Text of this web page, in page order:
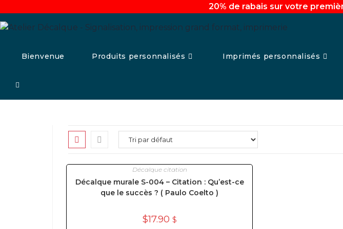
20% de rabais sur votre
au
Bienvenue
Produits personnalisés Imprimés personnalisés
Toggle
Décalque citation
Décalque murale S-004 – Citation : Qu’est-ce
que le succès ? ( Paulo Coelto )
$17.90 $